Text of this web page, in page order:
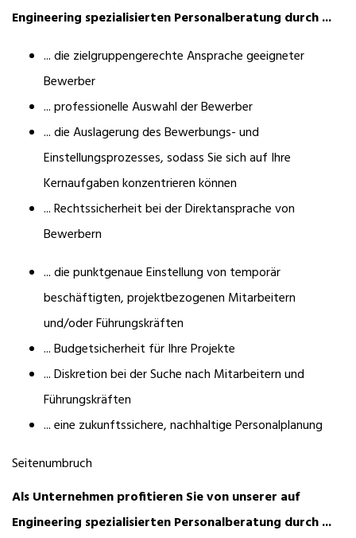
Engineering spezialisierten Personalberatung durch ...
... die zielgruppengerechte Ansprache geeigneter
Bewerber
... professionelle Auswahl der Bewerber
... die Auslagerung des Bewerbungs- und
Einstellungsprozesses, sodass Sie sich auf Ihre
Kernaufgaben konzentrieren können
... Rechtssicherheit bei der Direktansprache von
Bewerbern
... die punktgenaue Einstellung von temporär
beschäftigten, projektbezogenen Mitarbeitern
und/oder Führungskräften
... Budgetsicherheit für Ihre Projekte
... Diskretion bei der Suche nach Mitarbeitern und
Führungskräften
... eine zukunftssichere, nachhaltige Personalplanung
Seitenumbruch
Als Unternehmen profitieren Sie von unserer auf
Engineering spezialisierten Personalberatung durch ...